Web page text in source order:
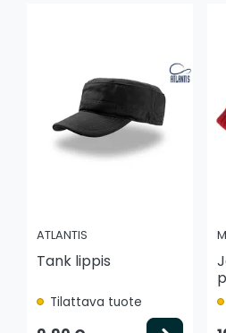
ATLANTIS
Tank lippis
Tilattava tuote